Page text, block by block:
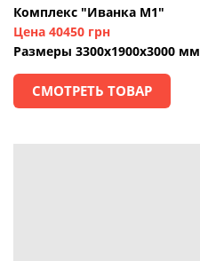
Комплекс "Иванка М1"
Цена 40450 грн
Размеры 3300х1900х3000 мм
СМОТРЕТЬ ТОВАР